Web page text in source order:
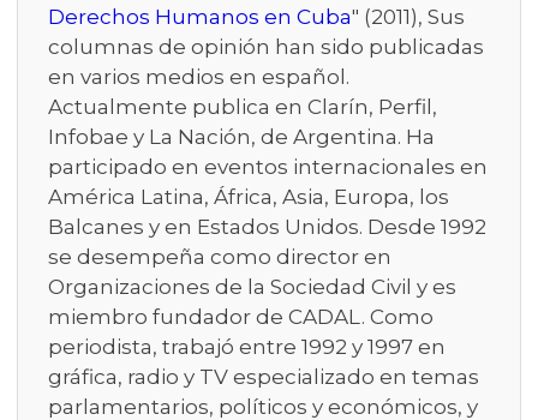
Derechos Humanos en Cuba" (2011), Sus
columnas de opinión han sido publicadas
en varios medios en español.
Actualmente publica en Clarín, Perfil,
Infobae y La Nación, de Argentina. Ha
participado en eventos internacionales en
América Latina, África, Asia, Europa, los
Balcanes y en Estados Unidos. Desde 1992
se desempeña como director en
Organizaciones de la Sociedad Civil y es
miembro fundador de CADAL. Como
periodista, trabajó entre 1992 y 1997 en
gráfica, radio y TV especializado en temas
parlamentarios, políticos y económicos, y